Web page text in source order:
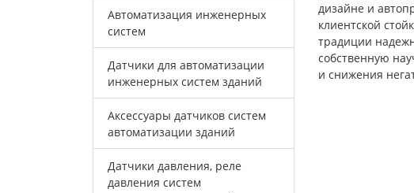
дизайне и
клиентской
традиции
собственную
и снижения
Автоматизация инженерных
систем
Датчики для автоматизации
инженерных систем зданий
Аксессуары датчиков систем
автоматизации зданий
Датчики давления, реле
давления систем